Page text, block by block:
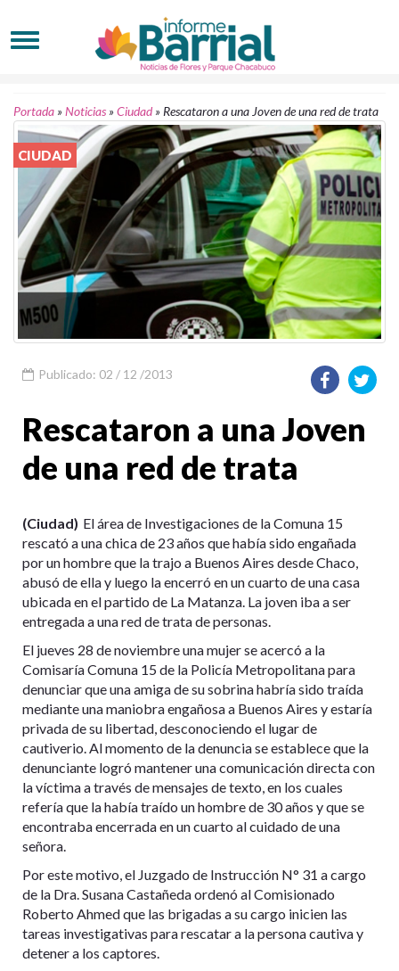
Portada »Noticias »Ciudad» Rescataron a una Joven de una red de trata
CIUDAD
Publicado: 02 / 12 /2013
Rescataron a una Joven
de una red de trata
(Ciudad) El área de Investigaciones de la Comuna 15
rescató a una chica de 23 años que había sido engañada
por un hombre que la trajo a Buenos Aires desde Chaco,
abusó de ella y luego la encerró en un cuarto de una casa
ubicada en el partido de La Matanza. La joven iba a ser
entregada a una red de trata de personas.
El jueves 28 de noviembre una mujer se acercó a la
Comisaría Comuna 15 de la Policía Metropolitana para
denunciar que una amiga de su sobrina habría sido traída
mediante una maniobra engañosa a Buenos Aires y estaría
privada de su libertad, desconociendo el lugar de
cautiverio. Al momento de la denuncia se establece que la
denunciante logró mantener una comunicación directa con
la víctima a través de mensajes de texto, en los cuales
refería que la había traído un hombre de 30 años y que se
encontraba encerrada en un cuarto al cuidado de una
señora.
Por este motivo, el Juzgado de Instrucción N° 31 a cargo
de la Dra. Susana Castañeda ordenó al Comisionado
Roberto Ahmed que las brigadas a su cargo inicien las
tareas investigativas para rescatar a la persona cautiva y
detener a los captores.